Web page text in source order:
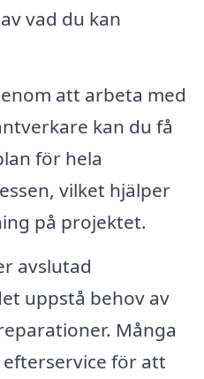
vad du kan
att arbeta med
kan du få
för hela
vilket hjälper
på projektet.
avslutad
uppstå behov av
Många
för att